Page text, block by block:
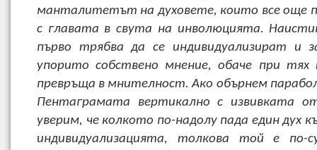
манталитетът на духовете, които все още
с главата в свута на инволюцията.
първо трябва да се индивидуализират и
упорито собствено мнение, обаче при
превръща в мнителност. Ако обърнем
Пентаграмата вертикално с извивката
уверим, че колкото по-надолу пада един дух
индивидуализацията, толкова той е по-